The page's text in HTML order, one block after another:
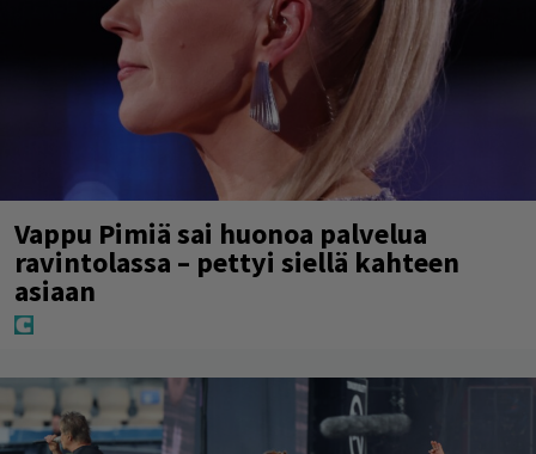
Vappu Pimiä sai huonoa palvelua
ravintolassa – pettyi siellä kahteen
asiaan